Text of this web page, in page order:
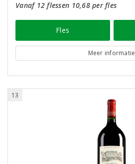
Vanaf 12 flessen 10,68 per fles
Fles
Meer informatie
13